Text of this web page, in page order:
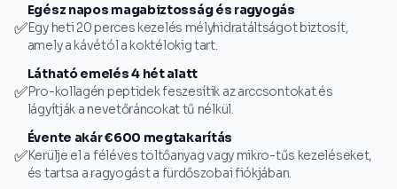
✅
Egész napos magabiztosság és ragyogás
Egy heti 20 perces kezelés mélyhidratáltságot biztosít,
amely a kávétól a koktélokig tart.
✅
Látható emelés 4 hét alatt
Pro-kollagén peptidek feszesítik az arccsontokat és
lágyítják a nevetőráncokat tű nélkül.
✅
Évente akár €600 megtakarítás
Kerülje el a féléves töltőanyag vagy mikro-tűs kezeléseket,
és tartsa a ragyogást a fürdőszobai fiókjában.